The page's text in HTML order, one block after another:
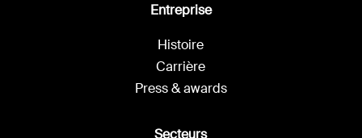
Secteurs
Entreprise
Histoire
Carrière
Press & awards